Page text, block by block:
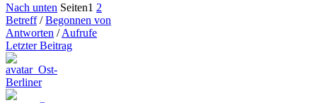
Nach unten Seiten1 2
Betreff/Begonnen von
Antworten /Aufrufe
Letzter Beitrag